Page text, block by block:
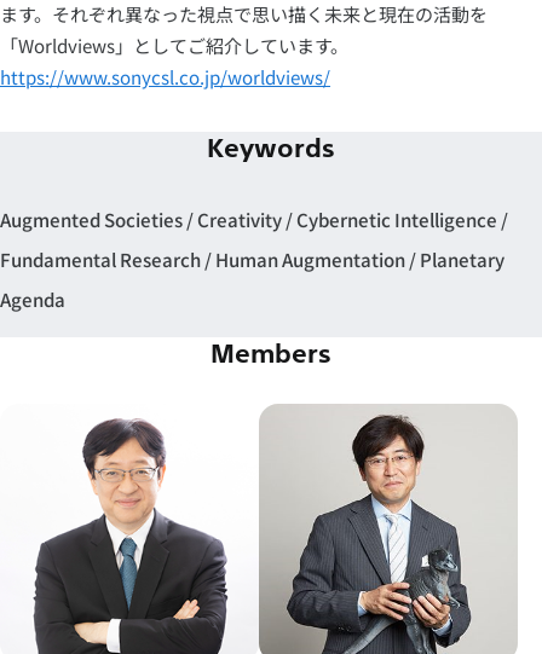
ます。それぞれ異なった視点で思い描く未来と現在の活動を
「Worldviews」としてご紹介しています。
https://www.sonycsl.co.jp/worldviews/
Keywords
Augmented Societies Creativity Cybernetic Intelligence
Fundamental Research
Human Augmentation
Planetary
Agenda
Members